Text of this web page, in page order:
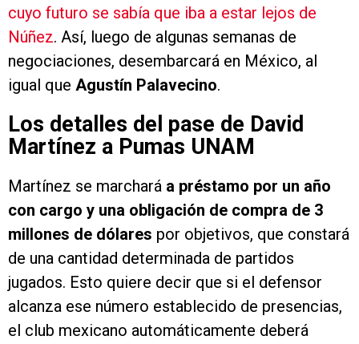
cuyo futuro se sabía que iba a estar lejos de
Núñez. Así, luego de algunas semanas de
negociaciones, desembarcará en México, al
igual que Agustín Palavecino.
Los detalles del pase de David
Martínez a Pumas UNAM
Martínez se marchará a préstamo por un año
con cargo y una obligación de compra de 3
millones de dólares por objetivos, que constará
de una cantidad determinada de partidos
jugados. Esto quiere decir que si el defensor
alcanza ese número establecido de presencias,
el club mexicano automáticamente deberá